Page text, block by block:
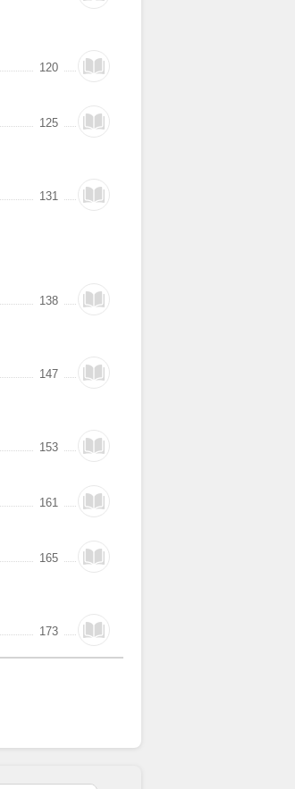
120
125
131
138
147
153
161
165
173